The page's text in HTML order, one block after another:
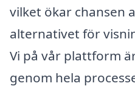
vilket ökar chansen
alternativet för
Vi på vår plattform
genom hela